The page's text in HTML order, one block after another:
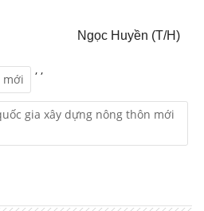
Ngọc Huyền (T/H)
mới
,
gia xây dựng nông thôn mới
,